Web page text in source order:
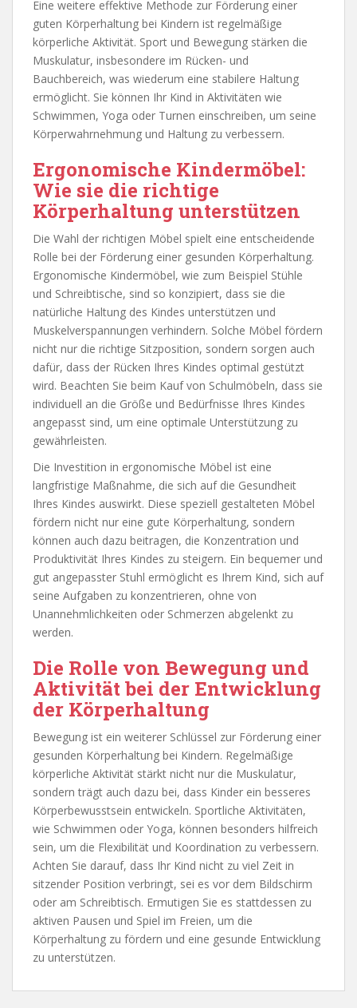
Eine weitere effektive Methode zur Förderung einer
guten Körperhaltung bei Kindern ist regelmäßige
körperliche Aktivität. Sport und Bewegung stärken die
Muskulatur, insbesondere im Rücken- und
Bauchbereich, was wiederum eine stabilere Haltung
ermöglicht. Sie können Ihr Kind in Aktivitäten wie
Schwimmen, Yoga oder Turnen einschreiben, um seine
Körperwahrnehmung und Haltung zu verbessern.
Ergonomische Kindermöbel:
Wie sie die richtige
Körperhaltung unterstützen
Die Wahl der richtigen Möbel spielt eine entscheidende
Rolle bei der Förderung einer gesunden Körperhaltung.
Ergonomische Kindermöbel, wie zum Beispiel Stühle
und Schreibtische, sind so konzipiert, dass sie die
natürliche Haltung des Kindes unterstützen und
Muskelverspannungen verhindern. Solche Möbel fördern
nicht nur die richtige Sitzposition, sondern sorgen auch
dafür, dass der Rücken Ihres Kindes optimal gestützt
wird. Beachten Sie beim Kauf von Schulmöbeln, dass sie
individuell an die Größe und Bedürfnisse Ihres Kindes
angepasst sind, um eine optimale Unterstützung zu
gewährleisten.
Die Investition in ergonomische Möbel ist eine
langfristige Maßnahme, die sich auf die Gesundheit
Ihres Kindes auswirkt. Diese speziell gestalteten Möbel
fördern nicht nur eine gute Körperhaltung, sondern
können auch dazu beitragen, die Konzentration und
Produktivität Ihres Kindes zu steigern. Ein bequemer und
gut angepasster Stuhl ermöglicht es Ihrem Kind, sich auf
seine Aufgaben zu konzentrieren, ohne von
Unannehmlichkeiten oder Schmerzen abgelenkt zu
werden.
Die Rolle von Bewegung und
Aktivität bei der Entwicklung
der Körperhaltung
Bewegung ist ein weiterer Schlüssel zur Förderung einer
gesunden Körperhaltung bei Kindern. Regelmäßige
körperliche Aktivität stärkt nicht nur die Muskulatur,
sondern trägt auch dazu bei, dass Kinder ein besseres
Körperbewusstsein entwickeln. Sportliche Aktivitäten,
wie Schwimmen oder Yoga, können besonders hilfreich
sein, um die Flexibilität und Koordination zu verbessern.
Achten Sie darauf, dass Ihr Kind nicht zu viel Zeit in
sitzender Position verbringt, sei es vor dem Bildschirm
oder am Schreibtisch. Ermutigen Sie es stattdessen zu
aktiven Pausen und Spiel im Freien, um die
Körperhaltung zu fördern und eine gesunde Entwicklung
zu unterstützen.